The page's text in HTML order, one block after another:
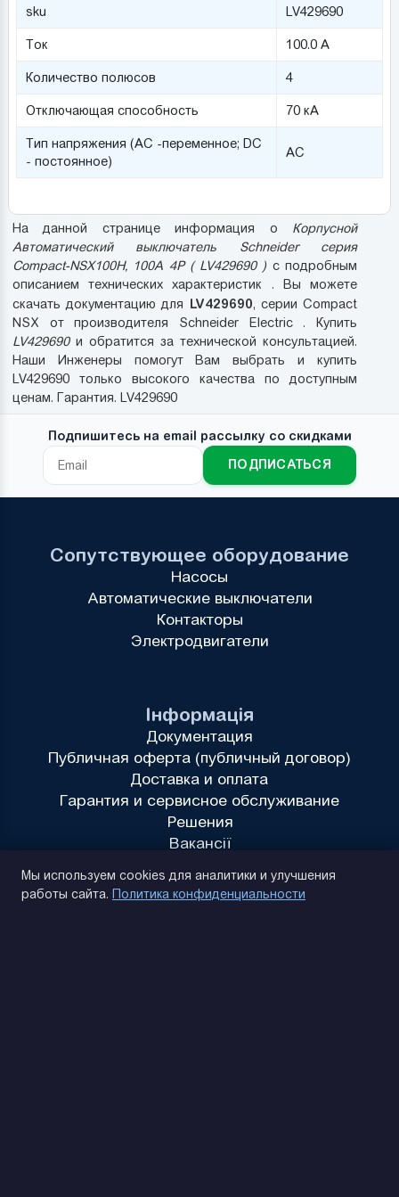
sku LV429690
Ток 100.0 А
Количество полюсов 4
Отключающая способность 70 кА
Тип напряжения (AC -переменное; DC
- постоянное)
AC
На данной странице информация о Корпусной
Автоматический выключатель Schneider серия
Compact-NSX100H, 100A 4P ( LV429690 ) с подробным
описанием технических характеристик . Вы можете
скачать документацию для LV429690, серии Compact
NSX от производителя Schneider Electric . Купить
LV429690и обратится за технической консультацией.
Наши Инженеры помогут Вам выбрать и купить
LV429690 только высокого качества по доступным
ценам. Гарантия. LV429690
Подпишитесь на email рассылку со скидками
ПОДПИСАТЬСЯ
Інформація
Документация
Публичная оферта (публичный договор)
Доставка и оплата
Гарантия и сервисное обслуживание
Решения
Вакансії
Сопутствующее оборудование
Насосы
Автоматические выключатели
Контакторы
Электродвигатели
Мы используем cookies для аналитики и улучшения
работы сайта. Политика конфиденциальности